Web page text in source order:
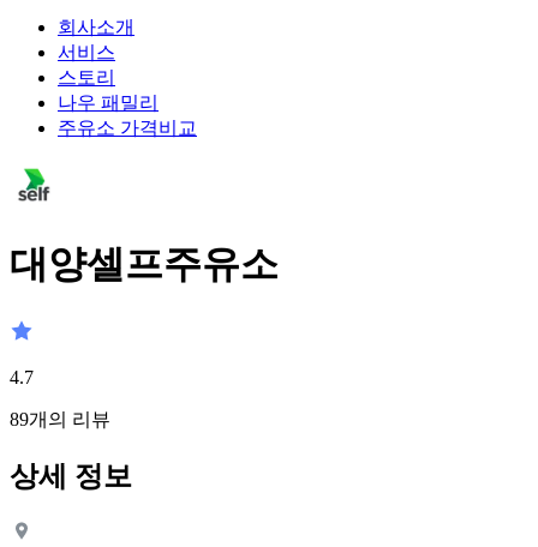
회사소개
서비스
스토리
나우 패밀리
주유소 가격비교
대양셀프주유소
4.7
89개의 리뷰
상세 정보